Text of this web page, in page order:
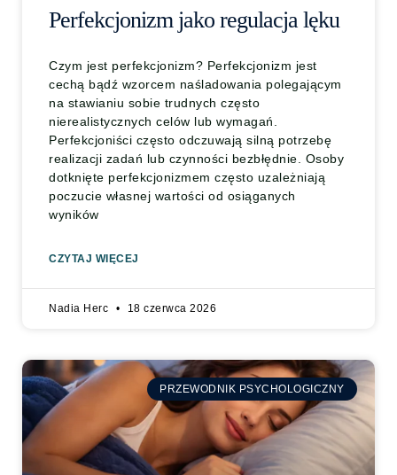
Perfekcjonizm jako regulacja lęku
Czym jest perfekcjonizm? Perfekcjonizm jest
cechą bądź wzorcem naśladowania polegającym
na stawianiu sobie trudnych często
nierealistycznych celów lub wymagań.
Perfekcjoniści często odczuwają silną potrzebę
realizacji zadań lub czynności bezbłędnie. Osoby
dotknięte perfekcjonizmem często uzależniają
poczucie własnej wartości od osiąganych
wyników
CZYTAJ WIĘCEJ
Nadia Herc 18 czerwca 2026
PRZEWODNIK PSYCHOLOGICZNY